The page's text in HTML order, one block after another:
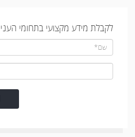
לקבלת מידע מקצועי בתחומי